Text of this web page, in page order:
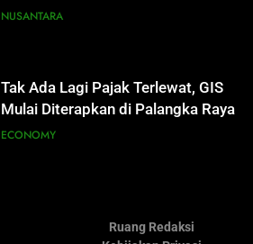
Lulusan Siap Kerja Melalui
Program Magang Berdampak
ECONOMY
Palangka Raya, Diduga Sengaja
HUKUM DAN KRIMINAL
Luffy, Shinchan, hingga Doraemon
NUSANTARA
Tak Ada Lagi Pajak Terlewat, GIS
Mulai Diterapkan di Palangka Raya
ECONOMY
Lulusan Siap Kerja Melalui
Ruang Redaksi